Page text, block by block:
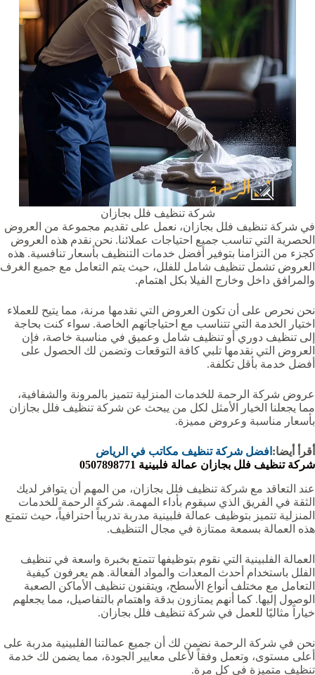
شركة تنظيف فلل بجازان
في شركة تنظيف فلل بجازان، نعمل على تقديم مجموعة من العروض
الحصرية التي تناسب جميع احتياجات عملائنا. نحن نقدم هذه العروض
كجزء من التزامنا بتوفير أفضل خدمات التنظيف بأسعار تنافسية. هذه
العروض تشمل تنظيف شامل للفلل، حيث يتم التعامل مع جميع الغرف
والمرافق داخل وخارج الفيلا بكل اهتمام.
نحن نحرص على أن تكون العروض التي نقدمها مرنة، مما يتيح للعملاء
اختيار الخدمة التي تتناسب مع احتياجاتهم الخاصة. سواء كنت بحاجة
إلى تنظيف دوري أو تنظيف شامل وعميق في مناسبة خاصة، فإن
العروض التي نقدمها تلبي كافة التوقعات وتضمن لك الحصول على
أفضل خدمة بأقل تكلفة.
عروض شركة الرحمة للخدمات المنزلية تتميز بالمرونة والشفافية،
مما يجعلنا الخيار الأمثل لكل من يبحث عن شركة تنظيف فلل بجازان
بأسعار مناسبة وعروض مميزة.
أقرأ أيضا: افضل شركة تنظيف مكاتب في الرياض
شركة تنظيف فلل بجازان‏ عمالة فلبينية 0507898771
عند التعاقد مع شركة تنظيف فلل بجازان، من المهم أن يتوافر لديك
الثقة في الفريق الذي سيقوم بأداء المهمة. شركة الرحمة للخدمات
المنزلية تتميز بتوظيف عمالة فلبينية مدربة تدريباً احترافياً، حيث تتمتع
هذه العمالة بسمعة ممتازة في مجال التنظيف.
العمالة الفلبينية التي نقوم بتوظيفها تتمتع بخبرة واسعة في تنظيف
الفلل باستخدام أحدث المعدات والمواد الفعالة. هم يعرفون كيفية
التعامل مع مختلف أنواع الأسطح، ويتقنون تنظيف الأماكن الصعبة
الوصول إليها. كما أنهم يمتازون بدقة واهتمام بالتفاصيل، مما يجعلهم
خياراً مثاليًا للعمل في شركة تنظيف فلل بجازان.
نحن في شركة الرحمة نضمن لك أن جميع عمالتنا الفلبينية مدربة على
أعلى مستوى، وتعمل وفقاً لأعلى معايير الجودة، مما يضمن لك خدمة
تنظيف متميزة في كل مرة.